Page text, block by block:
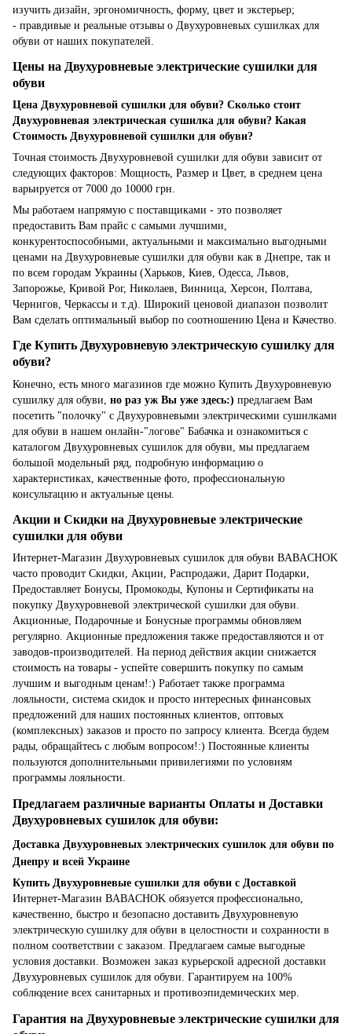
изучить дизайн, эргономичность, форму, цвет и экстерьер;
- правдивые и реальные отзывы о Двухуровневых сушилках для
обуви от наших покупателей.
Цены на Двухуровневые электрические сушилки для
обуви
Цена Двухуровневой сушилки для обуви? Сколько стоит
Двухуровневая электрическая сушилка для обуви? Какая
Стоимость Двухуровневой сушилки для обуви?
Точная стоимость Двухуровневой сушилки для обуви зависит от
следующих факторов: Мощность, Размер и Цвет, в среднем цена
варьируется от 7000 до 10000 грн.
Мы работаем напрямую с поставщиками - это позволяет
предоставить Вам прайс с самыми лучшими,
конкурентоспособными, актуальными и максимально выгодными
ценами на Двухуровневые сушилки для обуви как в Днепре, так и
по всем городам Украины (Харьков, Киев, Одесса, Львов,
Запорожье, Кривой Рог, Николаев, Винница, Херсон, Полтава,
Чернигов, Черкассы и т.д). Широкий ценовой диапазон позволит
Вам сделать оптимальный выбор по соотношению Цена и Качество.
Где Купить Двухуровневую электрическую сушилку для
обуви?
Конечно, есть много магазинов где можно Купить Двухуровневую
сушилку для обуви, но раз уж Вы уже здесь:) предлагаем Вам
посетить "полочку" с Двухуровневыми электрическими сушилками
для обуви в нашем онлайн-"логове" Бабачка и ознакомиться с
каталогом Двухуровневых сушилок для обуви, мы предлагаем
большой модельный ряд, подробную информацию о
характеристиках, качественные фото, профессиональную
консультацию и актуальные цены.
Акции и Скидки на Двухуровневые электрические
сушилки для обуви
Интернет-Магазин Двухуровневых сушилок для обуви BABACHOK
часто проводит Скидки, Акции, Распродажи, Дарит Подарки,
Предоставляет Бонусы, Промокоды, Купоны и Сертификаты на
покупку Двухуровневой электрической сушилки для обуви.
Акционные, Подарочные и Бонусные программы обновляем
регулярно. Акционные предложения также предоставляются и от
заводов-производителей. На период действия акции снижается
стоимость на товары - успейте совершить покупку по самым
лучшим и выгодным ценам!:) Работает также программа
лояльности, система скидок и просто интересных финансовых
предложений для наших постоянных клиентов, оптовых
(комплексных) заказов и просто по запросу клиента. Всегда будем
рады, обращайтесь с любым вопросом!:) Постоянные клиенты
пользуются дополнительными привилегиями по условиям
программы лояльности.
Предлагаем различные варианты Оплаты и Доставки
Двухуровневых сушилок для обуви:
Доставка Двухуровневых электрических сушилок для обуви по
Днепру и всей Украине
Купить Двухуровневые сушилки для обуви с Доставкой
Интернет-Магазин BABACHOK обязуется профессионально,
качественно, быстро и безопасно доставить Двухуровневую
электрическую сушилку для обуви в целостности и сохранности в
полном соответствии с заказом. Предлагаем самые выгодные
условия доставки. Возможен заказ курьерской адресной доставки
Двухуровневых сушилок для обуви. Гарантируем на 100%
соблюдение всех санитарных и противоэпидемических мер.
Гарантия на Двухуровневые электрические сушилки для